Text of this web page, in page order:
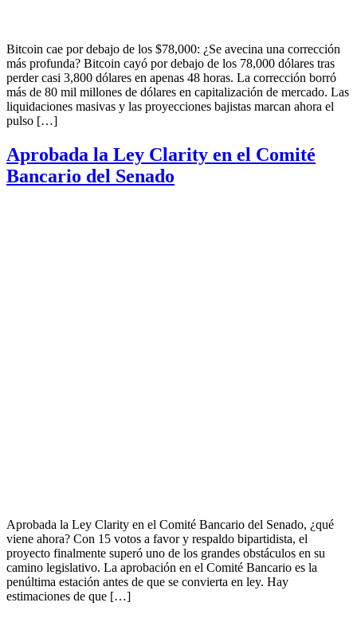
Bitcoin cae por debajo de los $78,000: ¿Se avecina una corrección
más profunda? Bitcoin cayó por debajo de los 78,000 dólares tras
perder casi 3,800 dólares en apenas 48 horas. La corrección borró
más de 80 mil millones de dólares en capitalización de mercado. Las
liquidaciones masivas y las proyecciones bajistas marcan ahora el
pulso […]
Aprobada la Ley Clarity en el Comité
Bancario del Senado
Aprobada la Ley Clarity en el Comité Bancario del Senado, ¿qué
viene ahora? Con 15 votos a favor y respaldo bipartidista, el
proyecto finalmente superó uno de los grandes obstáculos en su
camino legislativo. La aprobación en el Comité Bancario es la
penúltima estación antes de que se convierta en ley. Hay
estimaciones de que […]